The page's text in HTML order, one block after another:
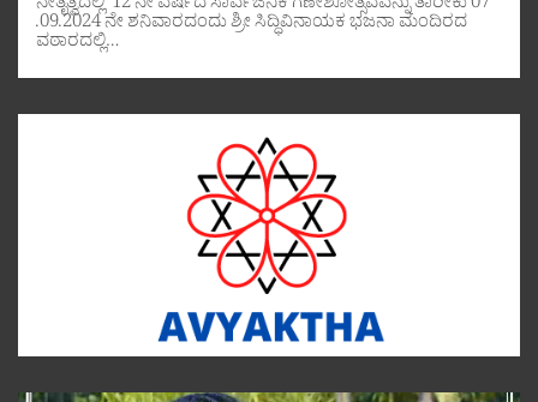
.09.2024 ನೇ ಶನಿವಾರದಂದು ಶ್ರೀ ಸಿದ್ಧಿವಿನಾಯಕ ಭಜನಾ ಮಂದಿರದ
ವಠಾರದಲ್ಲಿ…